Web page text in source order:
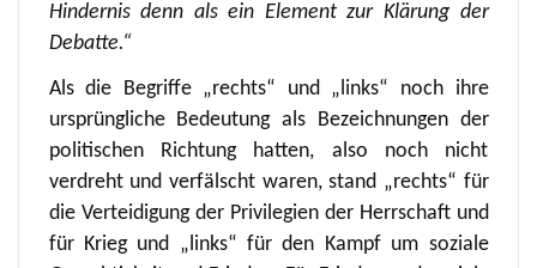
Hindernis denn als ein Element zur Klärung der
Debatte.“
Als die Begriffe „rechts“ und „links“ noch ihre
ursprüngliche Bedeutung als Bezeichnungen der
politischen Richtung hatten, also noch nicht
verdreht und verfälscht waren, stand „rechts“ für
die Verteidigung der Privilegien der Herrschaft und
für Krieg und „links“ für den Kampf um soziale